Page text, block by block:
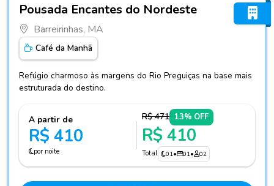
Pousada Encantes do Nordeste
Barreirinhas, MA
Café da Manhã
Refúgio charmoso às margens do Rio Preguiças na base mais
estruturada do destino.
A partir de
R$ 410
por noite
R$ 471 13% OFF
R$ 410
Total 01• 01• 02